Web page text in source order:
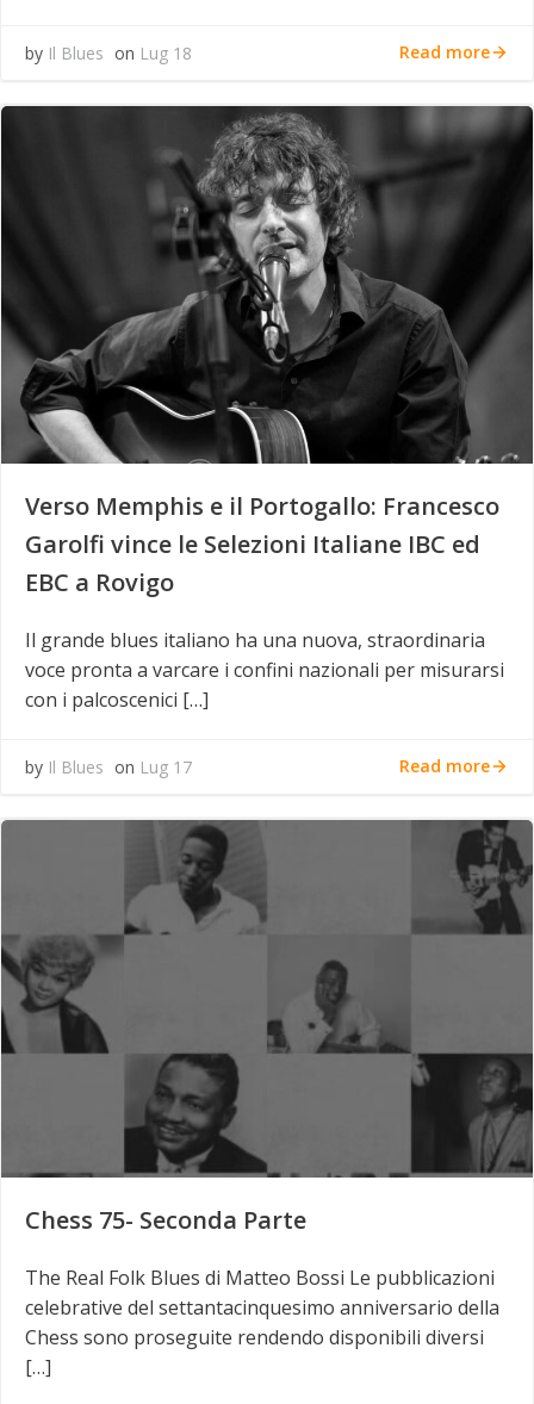
by Il Blues on Lug 18 Read more
Verso Memphis e il Portogallo: Francesco
Garolfi vince le Selezioni Italiane IBC ed
EBC a Rovigo
Il grande blues italiano ha una nuova, straordinaria
voce pronta a varcare i confini nazionali per misurarsi
con i palcoscenici […]
by Il Blues on Lug 17 Read more
Chess 75- Seconda Parte
The Real Folk Blues di Matteo Bossi Le pubblicazioni
celebrative del settantacinquesimo anniversario della
Chess sono proseguite rendendo disponibili diversi
[…]